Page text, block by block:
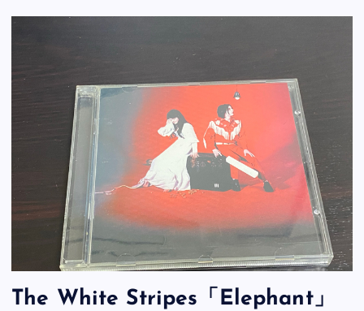
The White Stripes「Elephant」